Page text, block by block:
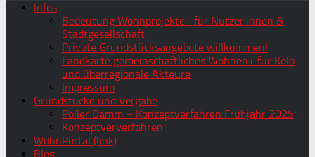
Infos
Bedeutung Wohnprojekte+ für Nutzer:innen &
Stadtgesellschaft
Private Grundstücksangebote willkommen!
Landkarte gemeinschaftliches Wohnen+ für Köln
und überregionale Akteure
Impressum
Grundstücke und Vergabe
Poller Damm – Konzeptverfahren Frühjahr 2025
Konzeptververfahren
WohnPortal (link)
Blog